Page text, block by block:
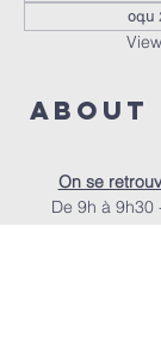
օգս
About
On se
De 9h à 9h30